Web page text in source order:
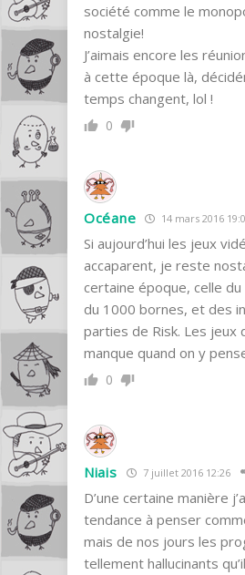
société comme le
nostalgie!
J’aimais encore les
à cette époque là,
temps changent, lol !
0
Océane 14 mars 2016
Si aujourd’hui les jeux
accaparent, je reste
certaine époque, celle
du 1000 bornes, et des
parties de Risk. Les jeux
manque quand on y
0
Niais 7 juillet 2016 12:26
D’une certaine manière
tendance à penser
mais de nos jours les
tellement hallucinants